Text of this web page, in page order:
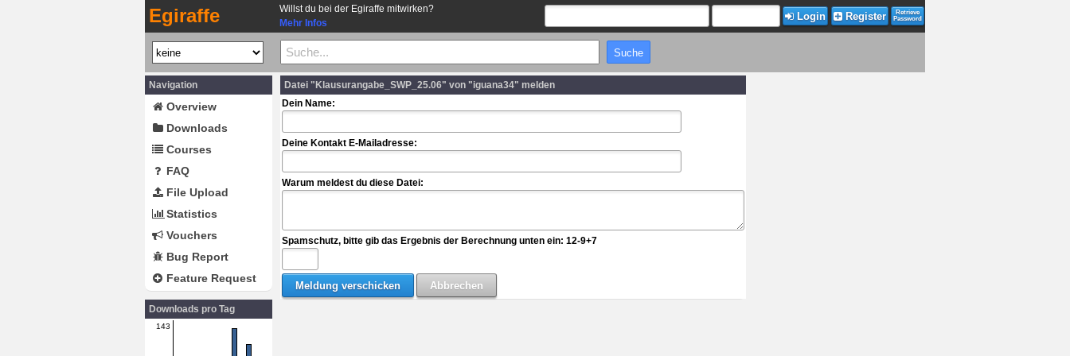
Egiraffe
Willst du bei der Egiraffe mitwirken?
Mehr Infos
Login Register
Retrieve
Password
Navigation
Overview
Downloads
Courses
FAQ
File Upload
Statistics
Vouchers
Bug Report
Feature Request
Downloads pro Tag
143
Datei "Klausurangabe_SWP_25.06" von "iguana34" melden
Dein Name:
Deine Kontakt E-Mailadresse:
Warum meldest du diese Datei:
Spamschutz, bitte gib das Ergebnis der Berechnung unten ein: 12-9+7